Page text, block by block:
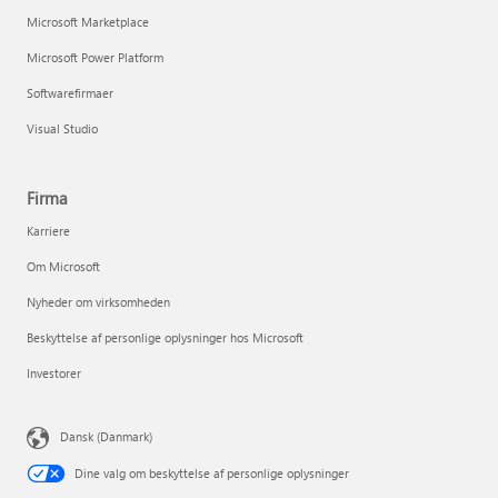
Microsoft Marketplace
Microsoft Power Platform
Softwarefirmaer
Visual Studio
Firma
Karriere
Om Microsoft
Nyheder om virksomheden
Beskyttelse af personlige oplysninger hos Microsoft
Investorer
Dansk (Danmark)
Dine valg om beskyttelse af personlige oplysninger